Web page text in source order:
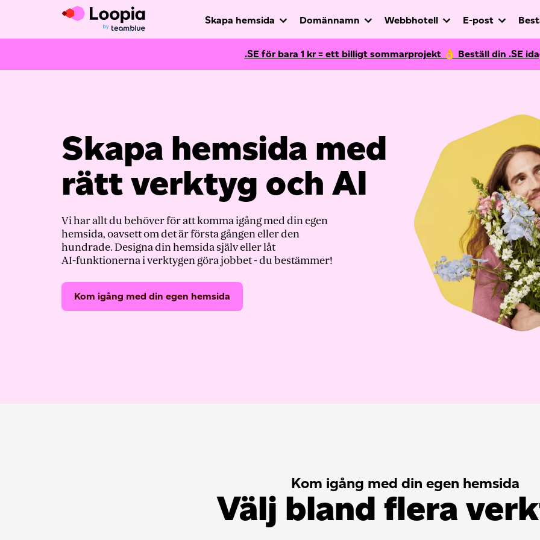
Skapa hemsida Domännamn Webbhotell E-post
.SE för bara 1 kr = ett billigt sommarprojekt 👌 Beställ din .SE
Skapa hemsida med
rätt verktyg och AI
Vi har allt du behöver för att komma igång med din egen
hemsida, oavsett om det är första gången eller den
hundrade. Designa din hemsida själv eller låt
AI-funktionernai verktygen göra jobbet - du bestämmer!
Kom igång med din egen hemsida
Kom igång med din egen hemsida
Välj bland flera